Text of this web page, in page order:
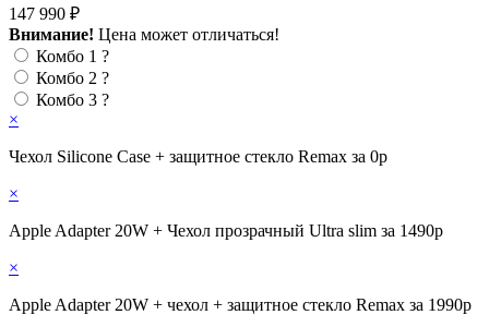
147 990 ₽
Внимание! Цена может отличаться!
Комбо 1 ?
Комбо 2 ?
Комбо 3 ?
×
Чехол Silicone Case + защитное стекло Remax за 0р
×
Apple Adapter 20W + Чехол прозрачный Ultra slim за 1490р
×
Apple Adapter 20W + чехол + защитное стекло Remax за 1990р